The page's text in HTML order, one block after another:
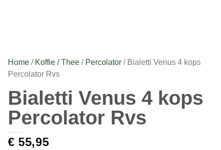
Home / Koffie / Thee / Percolator / Bialetti Venus 4 kops
Percolator Rvs
Bialetti Venus 4 kops
Percolator Rvs
€ 55,95